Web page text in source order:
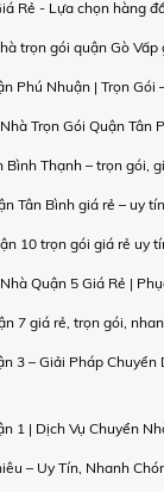
Rẻ - Lựa chọn hàng
trọn gói quận Gò Vấp
Phú Nhuận | Trọn Gói
Trọn Gói Quận Tân
Thạnh – trọn gói,
Tân Bình giá rẻ – uy
10 trọn gói giá rẻ uy
Quận 5 Giá Rẻ |
7 giá rẻ, trọn gói,
3 – Giải Pháp Chuyển
1 | Dịch Vụ Chuyển
– Uy Tín, Nhanh